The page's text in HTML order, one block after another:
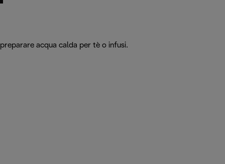
acqua calda per tè o infusi.